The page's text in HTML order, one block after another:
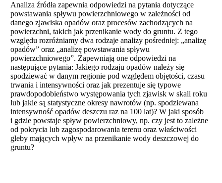
Analiza źródła zapewnia odpowiedzi na pytania dotyczące
powstawania spływu powierzchniowego w zależności od
danego zjawiska opadów oraz procesów zachodzących na
powierzchni, takich jak przenikanie wody do gruntu. Z tego
względu rozróżniamy dwa rodzaje analizy pośredniej: „analizę
opadów” oraz „analizę powstawania spływu
powierzchniowego”. Zapewniają one odpowiedzi na
następujące pytania: Jakiego rodzaju opadów należy się
spodziewać w danym regionie pod względem objętości, czasu
trwania i intensywności oraz jak prezentuje się typowe
prawdopodobieństwo występowania tych zjawisk w skali roku
lub jakie są statystyczne okresy nawrotów (np. spodziewana
intensywność opadów deszczu raz na 100 lat)? W jaki sposób
i gdzie powstaje spływ powierzchniowy, np. czy jest to zależne
od pokrycia lub zagospodarowania terenu oraz właściwości
gleby mających wpływ na przenikanie wody deszczowej do
gruntu?